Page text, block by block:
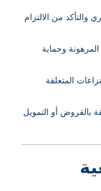
والتأكد من الالتزام
وحماية
المتعلقة
بالقروض أو التمويل